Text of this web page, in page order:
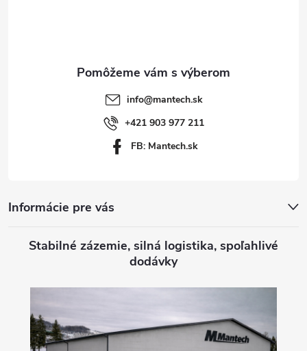
info@mantech.sk
+421 903 977 211
FB: Mantech.sk
Informácie pre vás
Stabilné zázemie, silná logistika, spoľahlivé
dodávky